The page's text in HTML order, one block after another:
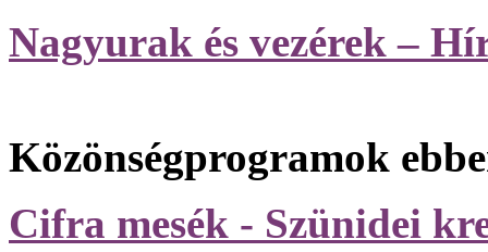
Nagyurak és vezérek –
Közönségprogramok
Cifra mesék - Szünidei